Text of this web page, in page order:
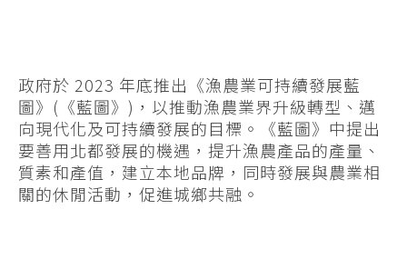
政府於 2023 年底推出《漁農業可持續發展藍
圖》(《藍圖》)，以推動漁農業界升級轉型、邁
向現代化及可持續發展的目標。《藍圖》中提出
要善用北都發展的機遇，提升漁農產品的產量、
質素和產值，建立本地品牌，同時發展與農業相
關的休閒活動，促進城鄉共融。